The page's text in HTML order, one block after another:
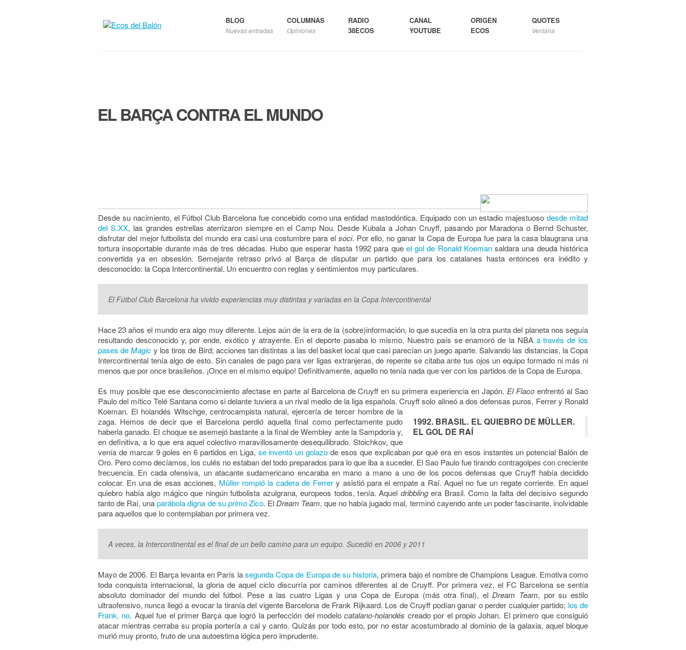
BLOG
Nuevas entradas
COLUMNAS
Opiniones
RADIO
38ECOS
CANAL
YOUTUBE
ORIGEN
ECOS
QUOTES
Ventana
EL BARÇA CONTRA EL MUNDO
Desde su nacimiento, el Fútbol Club Barcelona fue concebido como una entidad mastodóntica. Equipado con un estadio majestuosodesde mitad
del S.XX, las grandes estrellas aterrizaron siempre en el Camp Nou. Desde Kubala a Johan Cruyff, pasando por Maradona o Bernd Schuster,
disfrutar del mejor futbolista del mundo era casi una costumbre para el soci. Por ello, no ganar la Copa de Europa fue para la casa blaugrana una
tortura insoportable durante más de tres décadas. Hubo que esperar hasta 1992 para que el gol de Ronald Koemansaldara una deuda histórica
convertida ya en obsesión. Semejante retraso privó al Barça de disputar un partido que para los catalanes hasta entonces era inédito y
desconocido: la Copa Intercontinental. Un encuentro con reglas y sentimientos muy particulares.
El Fútbol Club Barcelona ha vivido experiencias muy distintas y variadas en la Copa Intercontinental
Hace 23 años el mundo era algo muy diferente. Lejos aún de la era de la (sobre)información, lo que sucedía en la otra punta del planeta nos seguía
resultando desconocido y, por ende, exótico y atrayente. En el deporte pasaba lo mismo. Nuestro país se enamoró de la NBA a través de los
pases deMagic y los tiros de Bird; acciones tan distintas a las del basket local que casi parecían un juego aparte. Salvando las distancias, la Copa
Intercontinental tenía algo de esto. Sin canales de pago para ver ligas extranjeras, de repente se citaba ante tus ojos un equipo formado ni más ni
menos que por once brasileños. ¡Once en el mismo equipo! Definitivamente, aquello no tenía nada que ver con los partidos de la Copa de Europa.
Es muy posible que ese desconocimiento afectase en parte al Barcelona de Cruyff en su primera experiencia en Japón. El Flaco enfrentó al Sao
Paulo del mítico Telé Santana como si delante tuviera a un rival medio de la liga española. Cruyff solo alineó a dos defensas puros, Ferrer y Ronald
Koeman. El holandés Witschge, centrocampista natural,
1992. BRASIL. EL QUIEBRO DE MÜLLER.
EL GOL DE RAÍ
ejercería de tercer hombre de la
zaga. Hemos de decir que el Barcelona perdió aquella final como perfectamente pudo
haberla ganado. El choque se asemejó bastante a la final de Wembley ante la Sampdoria y,
en definitiva, a lo que era aquel colectivo maravillosamente desequilibrado. Stoichkov, que
venía de marcar 9 goles en 6 partidos en Liga, se inventó un golazo de esos que explicaban por qué era en esos instantes un potencial Balón de
Oro. Pero como decíamos, los culés no estaban del todo preparados para lo que iba a suceder. El Sao Paulo fue tirando contragolpes con creciente
frecuencia. En cada ofensiva, un atacante sudamericano encaraba en mano a mano a uno de los pocos defensas que Cruyff había decidido
colocar. En una de esas acciones, Müller rompió la cadera de Ferrery asistió para el empate a Raí. Aquel no fue un regate corriente. En aquel
quiebro había algo mágico que ningún futbolista azulgrana, europeos todos, tenía. Aquel dribblingera Brasil. Como la falta del decisivo segundo
tanto de Raí, unaparábola digna de suprimoZico. El Dream Team, que no había jugado mal, terminó cayendo ante un poder fascinante, inolvidable
para aquellos que lo contemplaban por primera vez.
A veces, la Intercontinental es el final de un bello camino para un equipo. Sucedió en 2006 y 2011
Mayo de 2006. El Barça levanta en París lasegunda Copa de Europa de su historia, primera bajo el nombre de Champions League. Emotiva como
toda conquista internacional, la gloria de aquel ciclo discurría por caminos diferentes al de Cruyff. Por primera vez, el FC Barcelona se sentía
absoluto dominador del mundo del fútbol. Pese a las cuatro Ligas y una Copa de Europa (más otra final), el Dream Team, por su estilo
ultraofensivo, nunca llegó a evocar la tiranía del vigente Barcelona de Frank Rijkaard. Los de Cruyff podían ganar o perder cualquier partido; los de
Frank, no. Aquel fue el primer Barça que logró la perfección del modelocatalano-holandés creado por el propio Johan. El primero que consiguió
atacar mientras cerraba su propia portería a cal y canto. Quizás por todo esto, por no estar acostumbrado al dominio de la galaxia, aquel bloque
murió muy pronto, fruto de una autoestima lógica pero imprudente.